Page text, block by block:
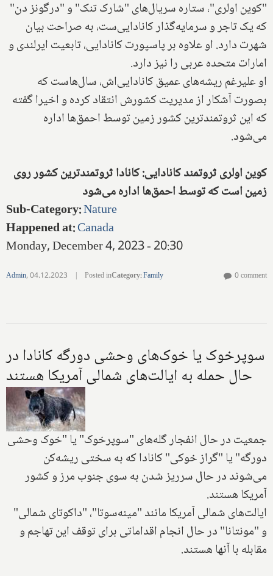
"کوین اولری"، ستاره سریال‌های "شارک تنک" و "درگونز دن"
که یک تاجر و سرمایه‌گذار کانادایی‌ست، به صراحت بیان
شهرت دارد. او علاوه بر پاسپورت کانادایی، تابعیت ایرلندی و
امارات متحده عربی را نیز دارد.
او علیرغم ریشه‌های عمیق کانادایی‌اش، سال‌هاست که
بصورت آشکار از مدیریت کشورش انتقاد کرده و اخیرا گفته
که این ثروتمندترین کشور زمین توسط احمق‌ها اداره
می‌شود.
کوین اولری ثروتمند کانادایی: کانادا ثروتمندترین کشور روی
زمین است که توسط احمق‌ها اداره می‌شود
Sub-Category:Nature
Happened at:Canada
Monday, December 4, 2023 - 20:30
Admin,04.12.2023 | Posted inCategory:Family 0 comment
سوپرخوک یا خوک‌های وحشی دورگه کانادا در
حال حمله به ایالت‌های شمالی آمریکا هستند
جمعیت در حال انفجار گله‌های "سوپرخوک" یا "خوک وحشی
دورگه" یا "گراز خوکی" کانادا که به سختی ریشه‌کن
می‌شوند در حال سرریز شدن به سوی جنوب مرز و کشور
آمریکا هستند.
ایالت‌های شمالی آمریکا مانند "مینه‌سوتا"، "داکوتای شمالی"
و "مونتانا" در حال انجام اقداماتی برای توقف این تهاجم و
مقابله با آنها هستند.